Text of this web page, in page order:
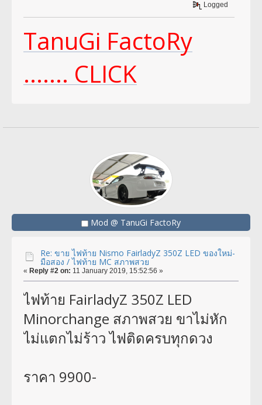
Logged
TanuGi FactoRy
....... CLICK
Mod @ TanuGi FactoRy
Re: ขาย ไฟท้าย Nismo FairladyZ 350Z LED ของใหม่-
มือสอง / ไฟท้าย MC สภาพสวย
« Reply #2 on: 11 January 2019, 15:52:56 »
ไฟท้าย FairladyZ 350Z LED
Minorchange สภาพสวย ขาไม่หัก
ไม่แตกไม่ร้าว ไฟติดครบทุกดวง
ราคา 9900-